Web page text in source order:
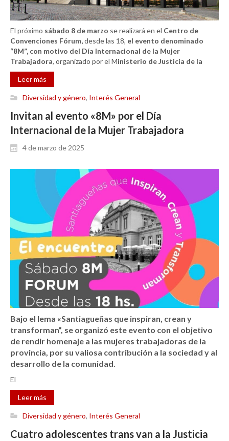
El próximo sábado 8 de marzo se realizará en el Centro de
Convenciones Fórum,desde las 18, el evento denominado
“8M”, con motivo del Día Internacional de la Mujer
Trabajadora, organizado por el Ministerio de Justicia de la
Leer más
Diversidad y género, Interés General
Invitan al evento «8M» por el Día
Internacional de la Mujer Trabajadora
4 de marzo de 2025
Bajo el lema «Santiagueñas que inspiran, crean y
transforman”, se organizó este evento con el objetivo
de rendir homenaje a las mujeres trabajadoras de la
provincia, por su valiosa contribución a la sociedad y al
desarrollo de la comunidad.
El
Leer más
Diversidad y género, Interés General
Cuatro adolescentes trans van a la Justicia